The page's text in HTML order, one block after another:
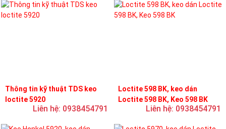
Thông tin kỹ thuật TDS keo
loctite 5920
Liên hệ: 0938454791
Loctite 598 BK, keo dán
Loctite 598 BK, Keo 598 BK
Liên hệ: 0938454791